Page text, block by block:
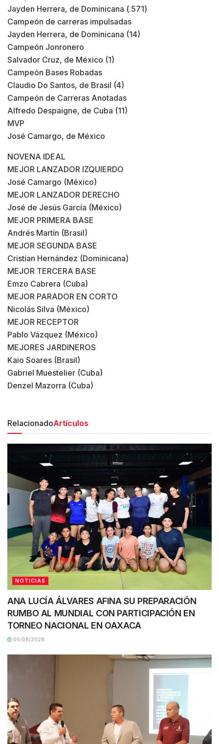
Jayden Herrera, de Dominicana (.571)
Campeón de carreras impulsadas
Jayden Herrera, de Dominicana (14)
Campeón Jonronero
Salvador Cruz, de México (1)
Campeón Bases Robadas
Claudio Do Santos, de Brasil (4)
Campeón de Carreras Anotadas
Alfredo Despaigne, de Cuba (11)
MVP
José Camargo, de México
NOVENA IDEAL
MEJOR LANZADOR IZQUIERDO
José Camargo (México)
MEJOR LANZADOR DERECHO
José de Jesús García (México)
MEJOR PRIMERA BASE
Andrés Martín (Brasil)
MEJOR SEGUNDA BASE
Cristian Hernández (Dominicana)
MEJOR TERCERA BASE
Emzo Cabrera (Cuba)
MEJOR PARADOR EN CORTO
Nicolás Silva (México)
MEJOR RECEPTOR
Pablo Vázquez (México)
MEJORES JARDINEROS
Kaio Soares (Brasil)
Gabriel Muestelier (Cuba)
Denzel Mazorra (Cuba)
RelacionadoArtículos
NOTICIAS
ANA LUCÍA ÁLVARES AFINA SU PREPARACIÓN
RUMBO AL MUNDIAL CON PARTICIPACIÓN EN
TORNEO NACIONAL EN OAXACA
05/08/2026